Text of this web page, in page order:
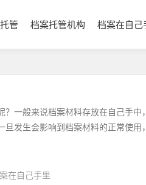
管 档案托管机构 档案在自己
？一般来说档案材料存放在自己手中
旦发生会影响到档案材料的正常使用
在自己手里